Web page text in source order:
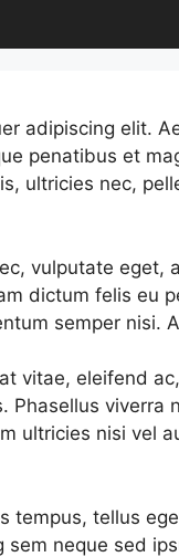
adipiscing elit.
penatibus et
ultricies nec,
vulputate eget,
dictum felis eu
semper nisi.
vitae, eleifend
Phasellus viverra
ultricies nisi vel
tempus, tellus
neque sed